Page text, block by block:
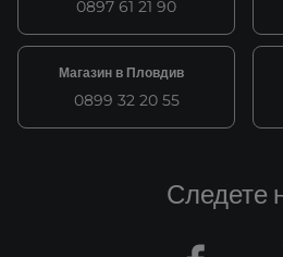
0897 61 21 90
Магазин в Пловдив
0899 32 20 55
Следете